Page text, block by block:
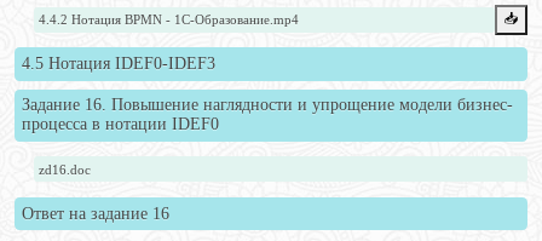
4.4.2 Нотация BPMN - 1С-Образование.mp4 📥️
4.5 Нотация IDEF0-IDEF3
Задание 16. Повышение наглядности и упрощение модели бизнес-
процесса в нотации IDEF0
zd16.doc
Ответ на задание 16